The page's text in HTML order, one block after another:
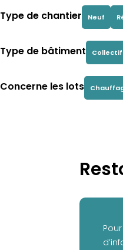
Type de chantier Neuf
Type de bâtiment Collectif
Concerne les lots